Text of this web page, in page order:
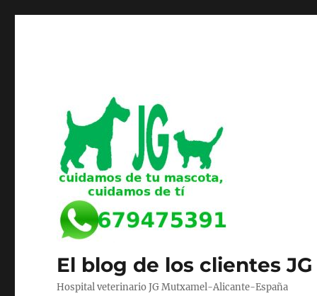
El blog de los clientes JG
Hospital veterinario JG Mutxamel-Alicante-España